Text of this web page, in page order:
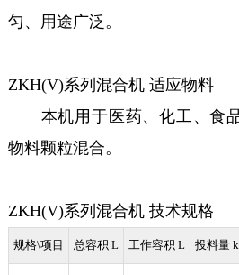
匀、用途广泛。
ZKH(V)系列混合机 适应物料
本机用于医药、化工、食
物料颗粒混合。
ZKH(V)系列混合机 技术规格
规格\项目 总容积 L 工作容积 L 投料量